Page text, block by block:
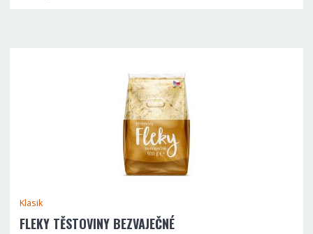
Klasik
FLEKY TĚSTOVINY BEZVAJEČNÉ